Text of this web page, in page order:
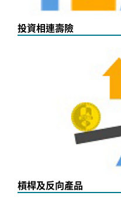
投資相連壽險
槓桿及反向產品